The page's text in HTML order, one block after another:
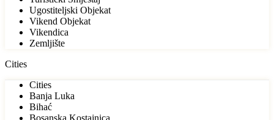
Ugostiteljski Objekat
Vikend Objekat
Vikendica
Zemljište
Cities
Cities
Banja Luka
Bihać
Bosanska Kostajnica